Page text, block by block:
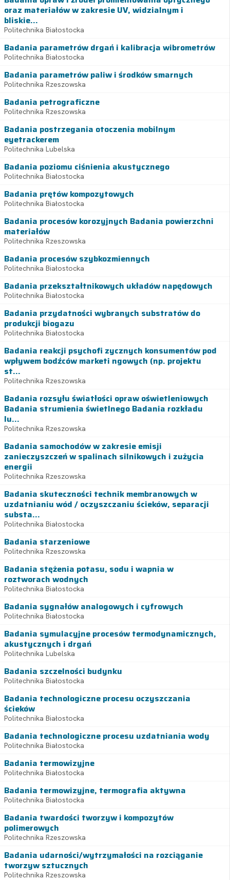
oraz materiałów w zakresie UV, widzialnym i
bliskie...
Politechnika Białostocka
Badania parametrów drgań i kalibracja wibrometrów
Politechnika Białostocka
Badania parametrów paliw i środków smarnych
Politechnika Rzeszowska
Badania petrograficzne
Politechnika Rzeszowska
Badania postrzegania otoczenia mobilnym
eyetrackerem
Politechnika Lubelska
Badania poziomu ciśnienia akustycznego
Politechnika Białostocka
Badania prętów kompozytowych
Politechnika Białostocka
Badania procesów korozyjnych Badania powierzchni
materiałów
Politechnika Rzeszowska
Badania procesów szybkozmiennych
Politechnika Białostocka
Badania przekształtnikowych układów napędowych
Politechnika Białostocka
Badania przydatności wybranych substratów do
produkcji biogazu
Politechnika Białostocka
Badania reakcji psychofi zycznych konsumentów pod
wpływem bodźców marketi ngowych (np. projektu
st...
Politechnika Rzeszowska
Badania rozsyłu światłości opraw oświetleniowych
Badania strumienia świetlnego Badania rozkładu
lu...
Politechnika Rzeszowska
Badania samochodów w zakresie emisji
zanieczyszczeń w spalinach silnikowych i zużycia
energii
Politechnika Rzeszowska
Badania skuteczności technik membranowych w
uzdatnianiu wód / oczyszczaniu ścieków, separacji
substa...
Politechnika Białostocka
Badania starzeniowe
Politechnika Rzeszowska
Badania stężenia potasu, sodu i wapnia w
roztworach wodnych
Politechnika Białostocka
Badania sygnałów analogowych i cyfrowych
Politechnika Białostocka
Badania symulacyjne procesów termodynamicznych,
akustycznych i drgań
Politechnika Lubelska
Badania szczelności budynku
Politechnika Białostocka
Badania technologiczne procesu oczyszczania
ścieków
Politechnika Białostocka
Badania technologiczne procesu uzdatniania wody
Politechnika Białostocka
Badania termowizyjne
Politechnika Białostocka
Badania termowizyjne, termografia aktywna
Politechnika Białostocka
Badania twardości tworzyw i kompozytów
polimerowych
Politechnika Rzeszowska
Badania udarności/wytrzymałości na rozciąganie
tworzyw sztucznych
Politechnika Rzeszowska